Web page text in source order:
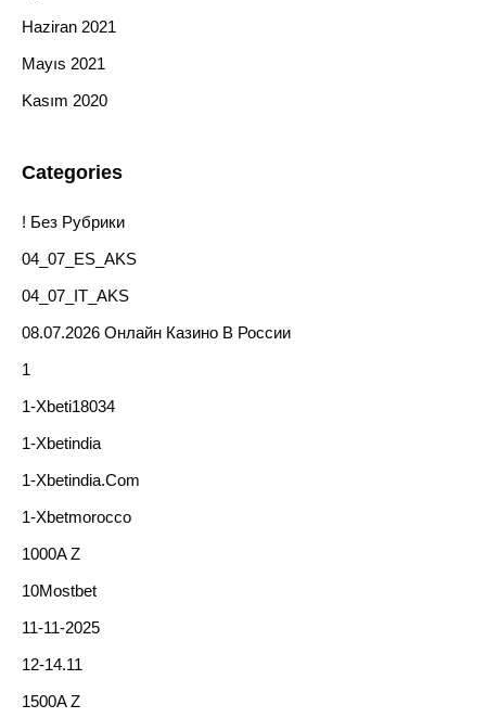
Haziran 2021
Mayıs 2021
Kasım 2020
Categories
! Без Рубрики
04_07_ES_AKS
04_07_IT_AKS
08.07.2026 Онлайн Казино В России
1
1-Xbeti18034
1-Xbetindia
1-Xbetindia.com
1-Xbetmorocco
1000A Z
10Mostbet
11-11-2025
12-14.11
1500A Z